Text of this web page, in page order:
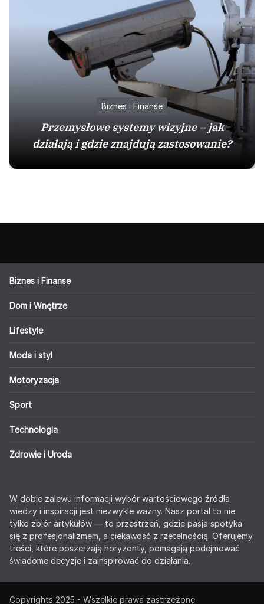
Biznes i Finanse
Przemysłowe systemy wizyjne – jak
działają i gdzie znajdują zastosowanie?
Biznes i Finanse
Dom i Wnętrze
Lifestyle
Moda i styl
Motoryzacja
Sport
Technologia
Zdrowie i Uroda
W dobie zalewu informacji wybór wartościowego źródła
wiedzy i inspiracji jest niezwykle ważny. Nasz portal to nie
tylko zbiór artykułów — to przestrzeń, gdzie pasja spotyka
się z profesjonalizmem, a ciekawość z rzetelnością. Oferujemy
treści, które poszerzają horyzonty, pomagają podejmować
świadome decyzje i zainspirować do działania.
Copyrights 2025 - Wszelkie prawa zastrzeżone